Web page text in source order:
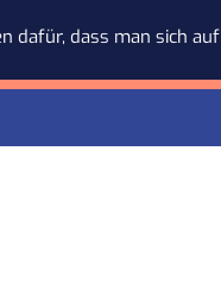
dafür, dass man sich auf